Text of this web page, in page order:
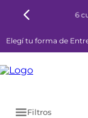
6
Elegí tu forma de
Filtros